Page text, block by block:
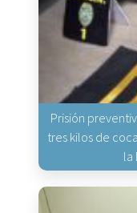
Prisión
tres kilos de
la